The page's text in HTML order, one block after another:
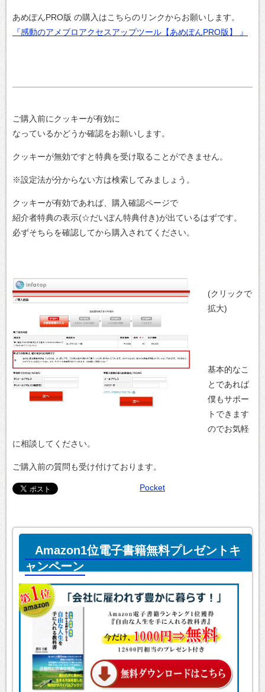
あめぽんPRO版 の購入はこちらのリンクからお願いします。
『感動のアメブロアクセスアップツール【あめぽんPRO版】 』
ご購入前にクッキーが有効に
なっているかどうか確認をお願いします。
クッキーが無効ですと特典を受け取ることができません。
※設定法が分からない方は検索してみましょう。
クッキーが有効であれば、購入確認ページで
紹介者特典の表示(☆だいぽん特典付き)が出ているはずです。
必ずそちらを確認してから購入されてください。
(クリックで
拡大)
基本的なこ
とであれば
僕もサポー
トできます
のでお気軽
に相談してください。
ご購入前の質問も受け付けております。
Pocket
Amazon1位電子書籍無料プレゼントキ
ャンペーン